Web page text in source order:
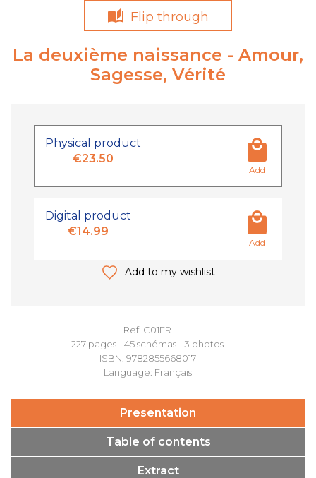
Flip through
La deuxième naissance - Amour,
Sagesse, Vérité
Ref: C01FR
227 pages - 45 schémas - 3 photos
ISBN: 9782855668017
Language: Français
Physical product
€23.50
Add
Digital product
€14.99
Add
Add to my wishlist
Presentation
Table of contents
Extract